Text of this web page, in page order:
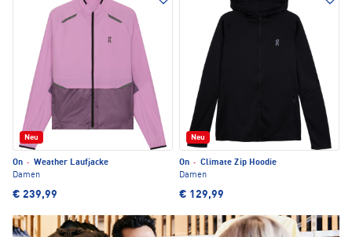
Neu
On · Weather Laufjacke
Damen
€ 239,99
Neu
On · Climate Zip Hoodie
Damen
€ 129,99